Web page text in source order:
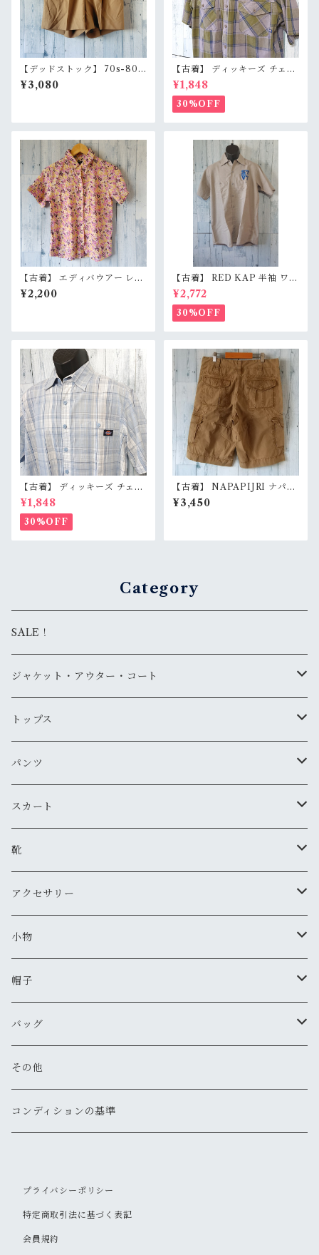
【デッドストック】 70s-80s
スウェーデン軍 実物 ショート
パンツ 44/46展開（W76/W8
¥3,080
【古着】 ディッキーズ チェッ
クシャツ 半袖 メンズ XL グレ
ー グリーン 灰 緑 コットン10
0% Dickies RankB
¥1,848
30%OFF
【古着】 エディバウアー レー
ヨン シルク 半袖シャツ PS
（レディースXS〜S相当） 花
¥2,200
【古着】 RED KAP 半袖 ワー
クシャツ M〜L相当（身幅55c
m） 刺しゅう入り 企業ロゴ レ
ッドキャップ アジ感有 RankC
¥2,772
30%OFF
【古着】 ディッキーズ チェッ
ク柄 半袖 ワークシャツ メンズ
L ホワイト/サックス 白 水色
コットン100% RankB
¥1,848
30%OFF
【古着】 NAPAPIJRI ナパピ
リ ハーフ カーゴパンツ 31
（ウエスト79cm） カーキ ア
¥3,450
Category
SALE！
ジャケット・アウター・コート
デニムジャケット
古着
新品
レザージャケット
古着
新品
ミリタリージャケット
古着
新品
ダウンジャケット
古着
新品
スタジアムジャンバー
古着
新品
ワークジャケット
古着
新品
コート
古着
新品
マウンテンパーカー
古着
その他
古着
ナイロンジャケット
新品
トップス
ニット・セーター
古着
新品
カーディガン
Tシャツ・カットソー（半袖・袖無し）
古着
新品
Tシャツ・カットソー（長袖・７分）
新品
古着
ポロシャツ
新品
古着
シャツ（半袖）
古着
新品
シャツ（長袖）
古着
パーカー
古着
スウェット
古着
ベスト
古着
その他
パンツ
デニム・ジーンズ
古着
新品
ワークパンツ
新品
古着
ミリタリー・カーゴパンツ
新品
古着
チノパン
古着
新品
ショートパンツ
古着
新品
オーバーオール
古着
その他
古着
スカート
古着
靴
スニーカー
ブーツ
古着
新品
サンダル
長靴・レインシューズ
その他
アクセサリー
ネックレス
ブレスレット
新品
バングル・リストバンド
ピアス
リング
小物
財布
新品
古着
キーケース
手袋
新品
ベルト
サングラス
ソックス
帽子
キャップ
古着
ハット
新品
ニットキャップ・ビーニー
新品
古着
キャスケット
その他
バッグ
ショルダー
新品
トート
新品
リュックサック・バックパック
ウェストポーチ
その他
コンディションの基準
プライバシーポリシー
特定商取引法に基づく表記
会員規約